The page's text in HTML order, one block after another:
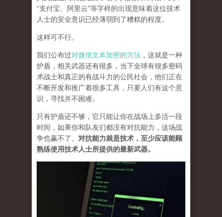
“支付宝、阿里云”等字样的出现意味着这位技术
人士的安全意识已经薄弱到了糟糕的程度。
这样可不行。
我们公布过对微信文本加密的方法 ，这就是一种
护盾，相关武器还有很多，当下全球有很多密码
术战士和真正的有战斗力的公民社会，他们正在
不断开发和推广着很多工具，只要人们有这个意
识，寻找并不困难。
只有护盾还不够，它只能让你在战场上多活一段
时间，如果你和队友们都没有对抗能力，这场战
争也赢不了。 对抗能力就是技术，至少应该能顾
熟练使用技术人士所提供的最新武器。